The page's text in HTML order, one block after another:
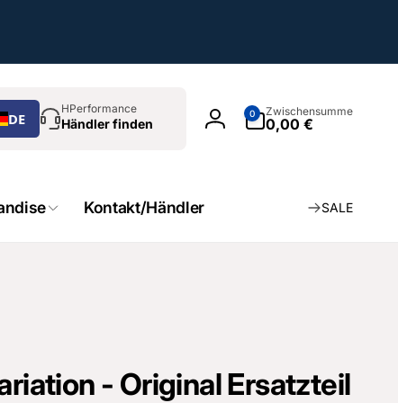
DE
HPerformance
Händler finden Einloggen
0
Artikel
Zwischensumme
0,00 €
Kontakt/Händler SALE
- Original Ersatzteil